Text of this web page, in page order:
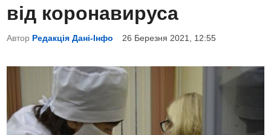
e
d
i
від коронавируса
Автор Редакція Дані-Інфо 26 Березня 2021, 12:55